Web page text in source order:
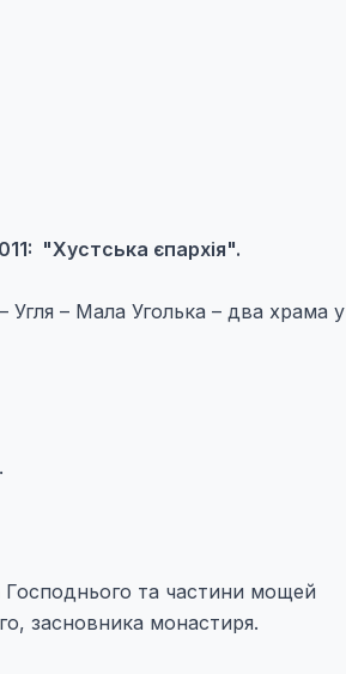
"Хустська єпархія".
– Мала Уголька – два храма у
Господнього та частини мощей
засновника монастиря.